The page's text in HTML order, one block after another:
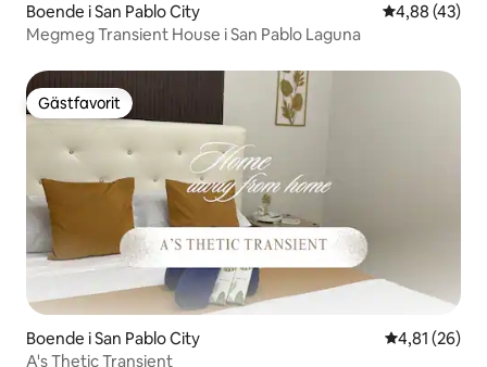
Boende i San Pablo City 4,88 av 5 i
4,88 (43)
Megmeg Transient House i San Pablo Laguna
Gästfavorit
Gästfavorit
Boende i San Pablo City 4,81 av 5 i
4,81 (26)
A's Thetic Transient